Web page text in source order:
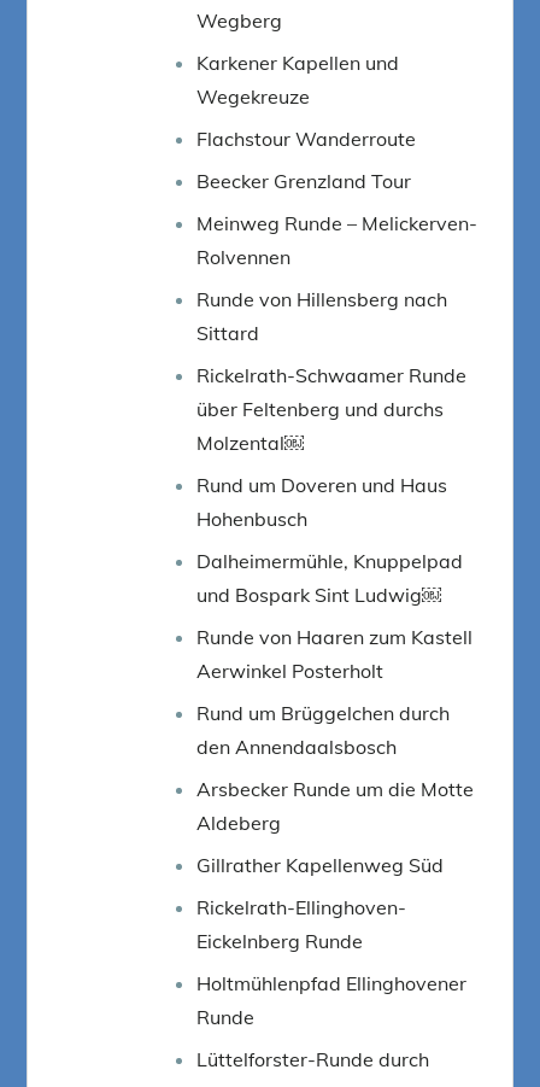
Wegberg
Karkener Kapellen und
Wegekreuze
Flachstour Wanderroute
Beecker Grenzland Tour
Meinweg Runde – Melickerven-
Rolvennen
Runde von Hillensberg nach
Sittard
Rickelrath-Schwaamer Runde
über Feltenberg und durchs
Molzental￼
Rund um Doveren und Haus
Hohenbusch
Dalheimermühle, Knuppelpad
und Bospark Sint Ludwig￼
Runde von Haaren zum Kastell
Aerwinkel Posterholt
Rund um Brüggelchen durch
den Annendaalsbosch
Arsbecker Runde um die Motte
Aldeberg
Gillrather Kapellenweg Süd
Rickelrath-Ellinghoven-
Eickelnberg Runde
Holtmühlenpfad Ellinghovener
Runde
Lüttelforster-Runde durch